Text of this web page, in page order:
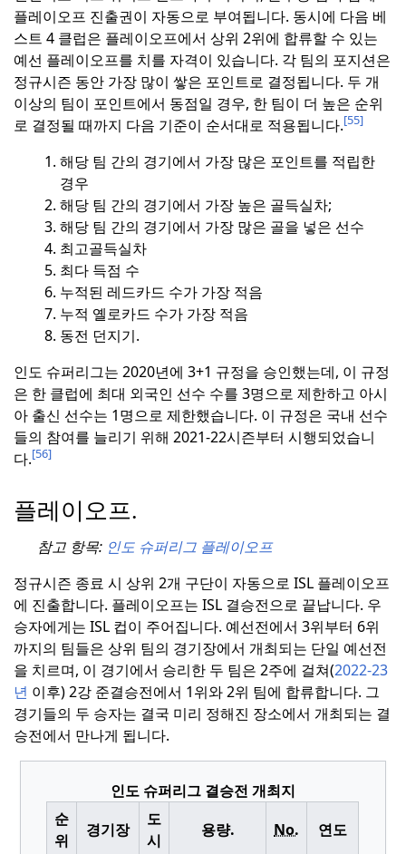
플레이오프 진출권이 자동으로 부여됩니다. 동시에 다음 베
스트 4 클럽은 플레이오프에서 상위 2위에 합류할 수 있는
예선 플레이오프를 치를 자격이 있습니다. 각 팀의 포지션은
정규시즌 동안 가장 많이 쌓은 포인트로 결정됩니다. 두 개
이상의 팀이 포인트에서 동점일 경우, 한 팀이 더 높은 순위
로 결정될 때까지 다음 기준이 순서대로 적용됩니다.[55]
해당 팀 간의 경기에서 가장 많은 포인트를 적립한
경우
해당 팀 간의 경기에서 가장 높은 골득실차;
해당 팀 간의 경기에서 가장 많은 골을 넣은 선수
최고골득실차
최다 득점 수
누적된 레드카드 수가 가장 적음
누적 옐로카드 수가 가장 적음
동전 던지기.
인도 슈퍼리그는 2020년에 3+1 규정을 승인했는데, 이 규정
은 한 클럽에 최대 외국인 선수 수를 3명으로 제한하고 아시
아 출신 선수는 1명으로 제한했습니다. 이 규정은 국내 선수
들의 참여를 늘리기 위해 2021-22시즌부터 시행되었습니
다.[56]
플레이오프.
참고 항목: 인도 슈퍼리그 플레이오프
정규시즌 종료 시 상위 2개 구단이 자동으로 ISL 플레이오프
에 진출합니다. 플레이오프는 ISL 결승전으로 끝납니다. 우
승자에게는 ISL 컵이 주어집니다. 예선전에서 3위부터 6위
까지의 팀들은 상위 팀의 경기장에서 개최되는 단일 예선전
을 치르며, 이 경기에서 승리한 두 팀은 2주에 걸쳐(2022-23
년 이후) 2강 준결승전에서 1위와 2위 팀에 합류합니다. 그
경기들의 두 승자는 결국 미리 정해진 장소에서 개최되는 결
승전에서 만나게 됩니다.
인도 슈퍼리그 결승전 개최지
순
위
경기장
도
시
용량. No. 연도